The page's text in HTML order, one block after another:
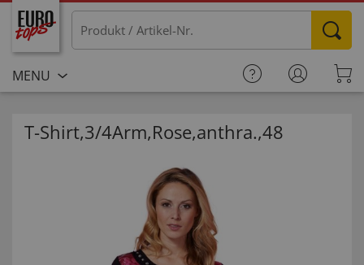
MENU
T-Shirt,3/4Arm,Rose,anthra.,48